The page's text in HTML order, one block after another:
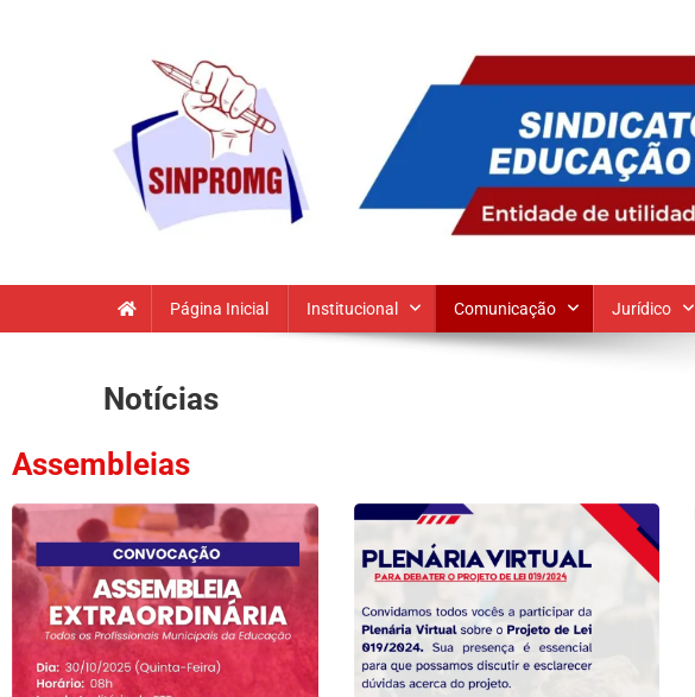
Página Inicial Institucional Comunicação Jurídico
Notícias
Assembleias